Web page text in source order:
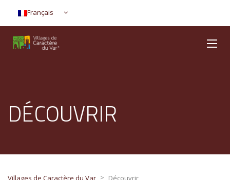
Français
DÉCOUVRIR
Villages de Caractère du Var > Découvrir